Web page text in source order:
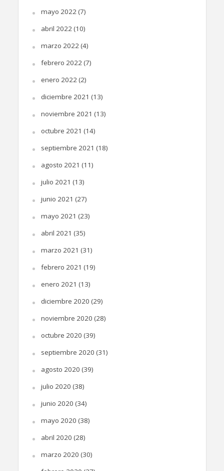
mayo 2022(7)
abril 2022(10)
marzo 2022(4)
febrero 2022(7)
enero 2022(2)
diciembre 2021 (13)
noviembre 2021 (13)
octubre 2021 (14)
septiembre 2021 (18)
agosto 2021 (11)
julio 2021 (13)
junio 2021 (27)
mayo 2021 (23)
abril 2021 (35)
marzo 2021 (31)
febrero 2021 (19)
enero 2021 (13)
diciembre 2020 (29)
noviembre 2020 (28)
octubre 2020 (39)
septiembre 2020 (31)
agosto 2020 (39)
julio 2020 (38)
junio 2020 (34)
mayo 2020 (38)
abril 2020 (28)
marzo 2020 (30)